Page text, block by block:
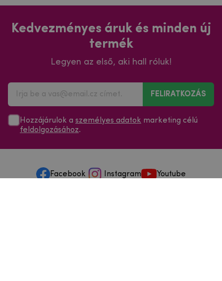
Kedvezményes áruk és minden új
termék
Legyen az első, aki hall róluk!
FELIRATKOZÁS
Hozzájárulok a személyes adatok marketing célú
feldolgozásához.
Facebook Instagram Youtube